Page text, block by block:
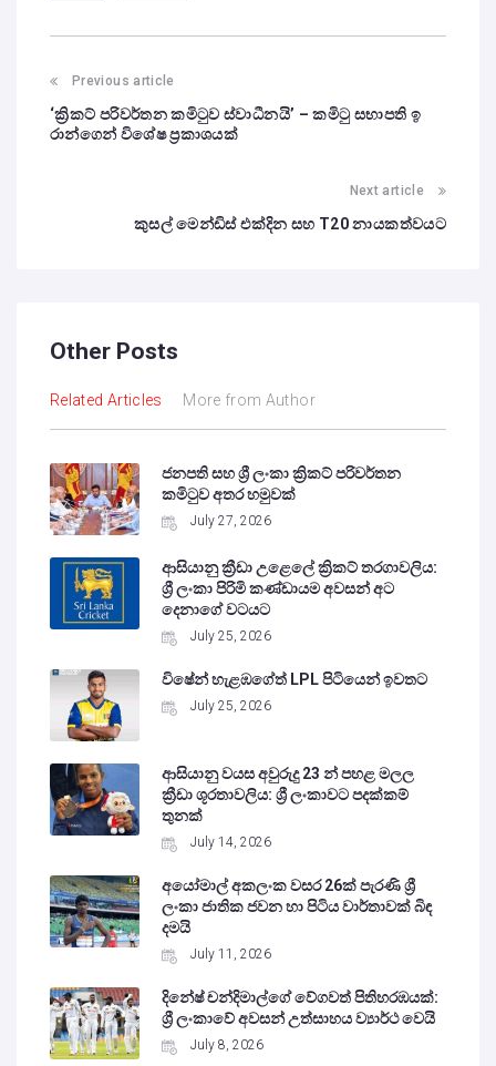
Previous article
‘ක්‍රිකට් පරිවර්තන කමිටුව ස්වාධීනයි’ – කමිටු සභාපති ඉ
රාන්ගෙන් විශේෂ ප්‍රකාශයක්
Next article
කුසල් මෙන්ඩිස් එක්දින සහ T20 නායකත්වයට
Other Posts
Related Articles More from Author
ජනපති සහ ශ්‍රී ලංකා ක්‍රිකට් පරිවර්තන
කමිටුව අතර හමුවක්
July 27, 2026
ආසියානු ක්‍රීඩා උළෙලේ ක්‍රිකට් තරගාවලිය:
ශ්‍රී ලංකා පිරිමි කණ්ඩායම අවසන් අට
දෙනාගේ වටයට
July 25, 2026
විෂේන් හැළඹගේත් LPL පිටියෙන් ඉවතට
July 25, 2026
ආසියානු වයස අවුරුදු 23 න් පහළ මලල
ක්‍රීඩා ශූරතාවලිය: ශ්‍රී ලංකාවට පදක්කම්
තුනක්
July 14, 2026
අයෝමාල් අකලංක වසර 26ක් පැරණි ශ්‍රී
ලංකා ජාතික ජවන හා පිටිය වාර්තාවක් බිඳ
දමයි
July 11, 2026
දිනේෂ් චන්දිමාල්ගේ වේගවත් පිතිහරඹයක්:
ශ්‍රී ලංකාවේ අවසන් උත්සාහය ව්‍යාර්ථ වෙයි
July 8, 2026